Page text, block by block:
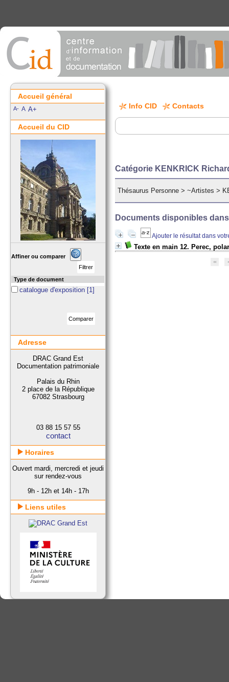
Info CID Contacts
Catégorie KENKRICK
Thésaurus Personne >~Artistes >
Documents disponibles
Ajouter le résultat dans
Texte en main 12. Perec,
Accueil général
A- A A+
Accueil du CID
Affiner ou comparer
Type de document
catalogue d'exposition [1]
Adresse
DRAC Grand Est
Documentation patrimoniale
Palais du Rhin
2 place de la République
67082 Strasbourg
03 88 15 57 55
contact
Horaires
Ouvert mardi, mercredi et jeudi
sur rendez-vous
9h - 12h et 14h - 17h
Liens utiles